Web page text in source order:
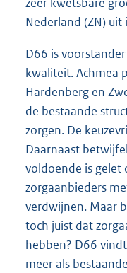
Nederland (ZN)
D66 is
kwaliteit. Achmea
Hardenberg en
de bestaande
zorgen. De
Daarnaast
voldoende is gelet
zorgaanbieders
verdwijnen. Maar
toch juist dat
hebben? D66
meer als